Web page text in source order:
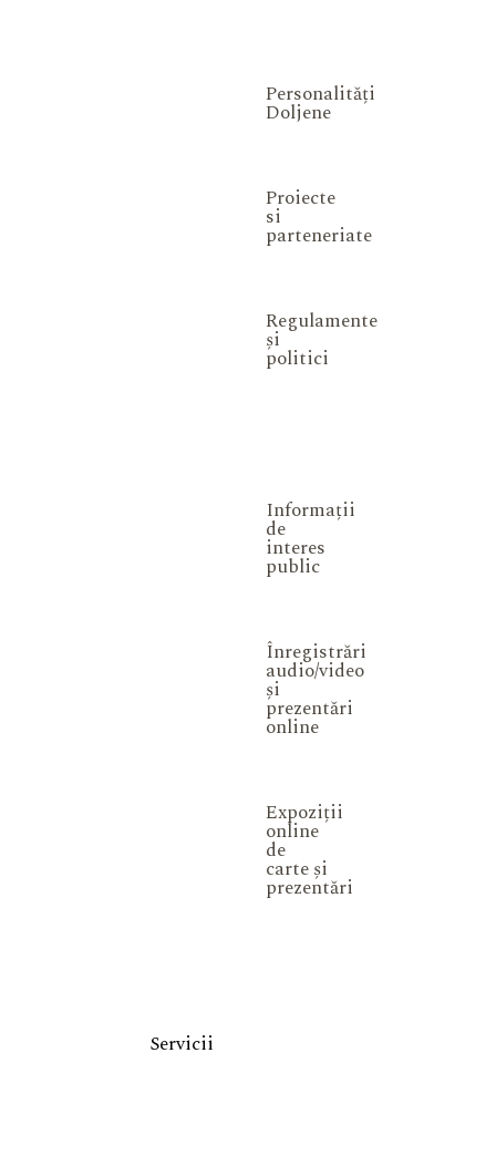
Personalități
Doljene
Proiecte
si
parteneriate
Regulamente
și
politici
Informații
de
interes
public
Înregistrări
audio/video
și
prezentări
online
Expoziții
online
de
carte și
prezentări
Servicii